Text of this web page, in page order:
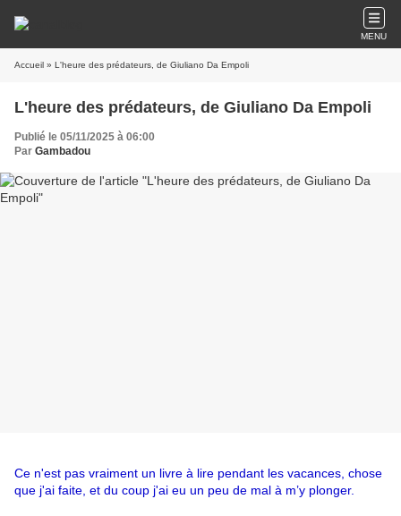
MENU
Accueil » L'heure des prédateurs, de Giuliano Da Empoli
L'heure des prédateurs, de Giuliano Da Empoli
Publié le 05/11/2025 à 06:00
Par Gambadou
Ce n'est pas vraiment un livre à lire pendant les vacances, chose
que j'ai faite, et du coup j'ai eu un peu de mal à m’y plonger.